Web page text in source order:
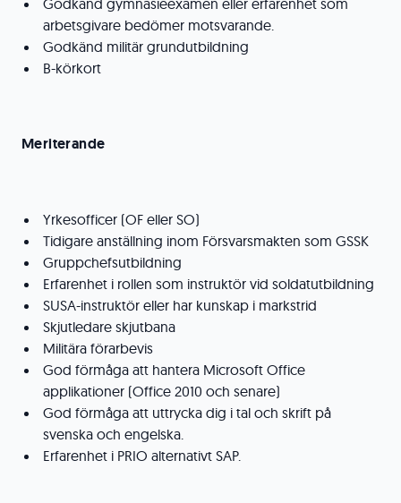
Godkänd gymnasieexamen eller erfarenhet som
arbetsgivare bedömer motsvarande.
Godkänd militär grundutbildning
B-körkort
Meriterande
Yrkesofficer (OF eller SO)
Tidigare anställning inom Försvarsmakten som GSSK
Gruppchefsutbildning
Erfarenhet i rollen som instruktör vid soldatutbildning
SUSA-instruktör eller har kunskap i markstrid
Skjutledare skjutbana
Militära förarbevis
God förmåga att hantera Microsoft Office
applikationer (Office 2010 och senare)
God förmåga att uttrycka dig i tal och skrift på
svenska och engelska.
Erfarenhet i PRIO alternativt SAP.